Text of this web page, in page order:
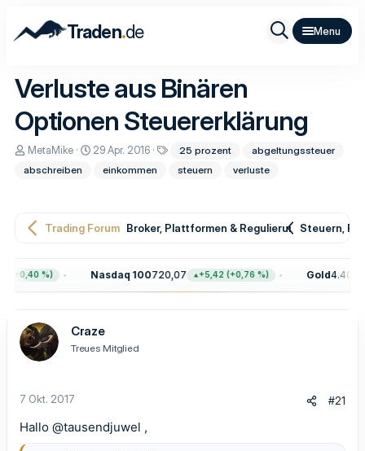
Traden.de
Verluste aus Binären
Optionen Steuererklärung
E
s
l
MetaMike
E
l
29 Apr. 2016
w
e
25 prozent
abgeltungssteuer
abschreiben
einkommen steuern verluste
Trading Forum Broker, Plattformen & RegulierungSteuern,
(+0,40 %) Nasdaq 100720,07 +5,42 (+0,76 %) Gold
Craze
Treues Mitglied
7 Okt. 2017 #21
Hallo @tausendjuwel ,